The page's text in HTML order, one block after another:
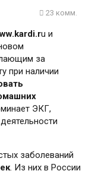
23 комм.
u и
за
при наличии
ЭКГ,
заболеваний
. Из них в России